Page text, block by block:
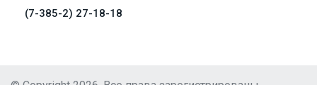
(7-385-2) 27-18-18